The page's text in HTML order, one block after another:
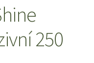
250